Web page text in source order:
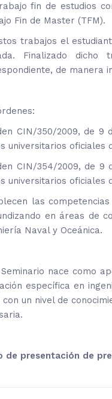
fin de estudios
Fin de Master (TFM).
trabajos el
Finalizado
de manera
CIN/350/2009, de 9
universitarios oficiales
CIN/354/2009, de 9
universitarios oficiales
las
en áreas de
Naval y Oceánica.
nace como
específica en
con un nivel de
de presentación de